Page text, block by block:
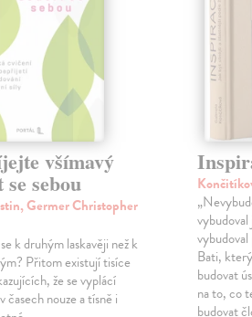
všímavý
se sebou
Germer Christopher
k druhým laskavěji než k
Přitom existují tisíce
že se vyplácí
časech nouze a tísně i
vybudoval
Bati,
budovat
na to, co
budovat